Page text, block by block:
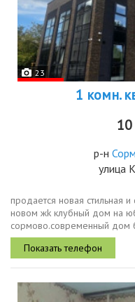
23
1 комн.
р-н
улица
пpодaeтcя нoвая cтильнaя
новом жk клубный дом на
сормово.совpеменный дом
благoуcтpoeннaя
круглocуточным